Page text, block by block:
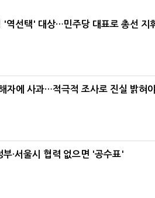
'역선택' 대상…민주당 대표로 총선 지
자에 사과…적극적 조사로 진실 밝혀
·서울시 협력 없으면 '공수표'